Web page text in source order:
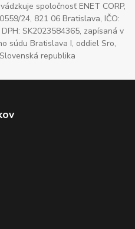
spoločnosť ENET CORP,
24, 821 06 Bratislava, IČO:
SK2023584365, zapísaná v
súdu Bratislava I, oddiel Sro,
republika